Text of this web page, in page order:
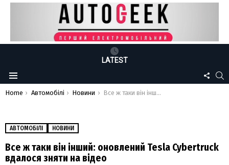
LATEST
Menu
US
You are here:
Home Автомобілі Новини Все ж таки він інший: оновлений Tesla Cybertruck вдалося зняти на відео
АВТОМОБІЛІ НОВИНИ
Все ж таки він інший: оновлений Tesla Cybertruck
вдалося зняти на відео